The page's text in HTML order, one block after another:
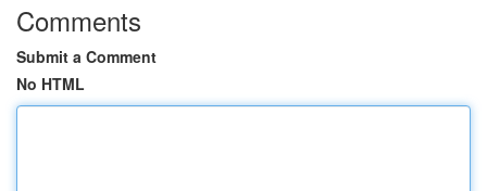
Comments
Submit a Comment
No HTML